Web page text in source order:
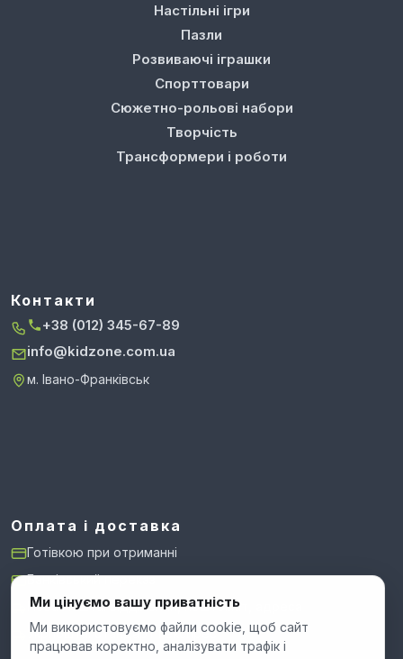
Настільні ігри
Пазли
Розвиваючі іграшки
Спорттовари
Сюжетно-рольові набори
Творчість
Трансформери і роботи
Контакти
+38 (012) 345-67-89
info@kidzone.com.ua
м. Івано-Франківськ
Оплата і доставка
Готівкою при отриманні
Банківський переказ
Нова Пошта: відділення, поштомат, адреса
Укрпошта: стандарт і експрес
Ми цінуємо вашу приватність
Ми використовуємо файли cookie, щоб сайт
працював коректно, аналізувати трафік і